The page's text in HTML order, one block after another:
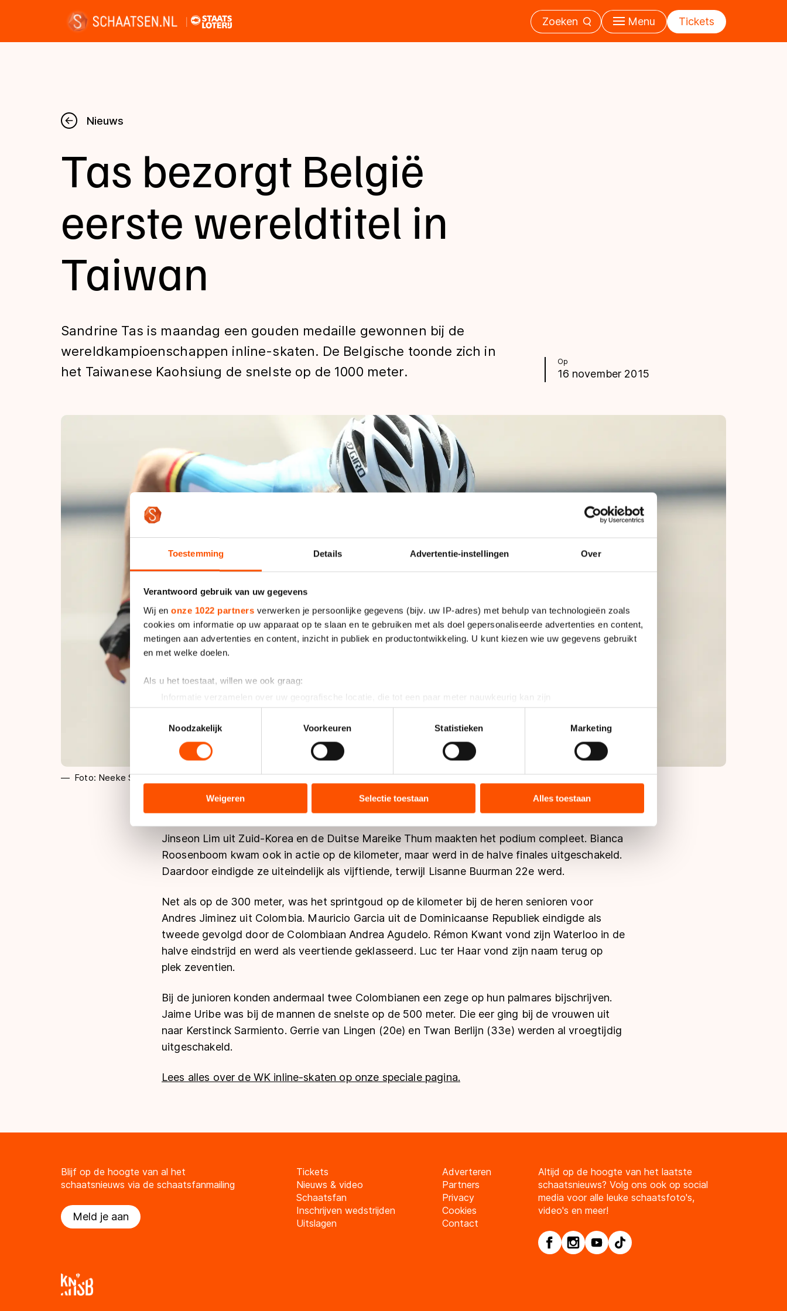
Toestemming Details Advertentie-instellingen Over
Verantwoord gebruik van uw gegevens
Wij en onze 1022 partners verwerken je persoonlijke gegevens (bijv. uw IP-adres) met behulp van technologieën zoals
cookies om informatie op uw apparaat op te slaan en te gebruiken met als doel gepersonaliseerde advertenties en content,
metingen aan advertenties en content, inzicht in publiek en productontwikkeling. U kunt kiezen wie uw gegevens gebruikt
en met welke doelen.
Als u het toestaat, willen we ook graag:
Informatie verzamelen over uw geografische locatie, die tot een paar meter nauwkeurig kan zijn
Uw apparaat identificeren door het actief te scannen op specifieke eigenschappen (fingerprinting)
Lees meer over hoe uw persoonlijke gegevens worden verwerkt en stel uw voorkeuren in het
detailgedeeltein. U kunt uw
toestemming op elk moment wijzigen of intrekken in de Cookieverklaring.
analyseren. We delen informatie over uw gebruik van onze site met onze partners voor social media, advertenties en
analyse. Zij kunnen deze combineren met andere gegevens die u aan hen heeft verstrekt of die zij hebben verzameld via
hun services. Sommige partners kunnen gegevens doorgeven aan landen buiten de EU, zoals de VS, waar mogelijk geen
adequaat beschermingsniveau geldt volgens de GDPR. Door op ‘Toestaan’ te klikken, stemt u in met deze overdracht.
Meer informatie vindt u in onscookiebeleid.
Noodzakelijk
Voorkeuren Statistieken Marketing
Weigeren Selectie toestaan Alles toestaan
Zoeken Menu Tickets
Nieuws
Kalender
Uitslagen
Tijden & historie
De weg op
Schaatsfans
Olympische Spelen
Nieuws
Op
16 november 2015
Tas bezorgt België
eerste wereldtitel in
Taiwan
Sandrine Tas is maandag een gouden medaille gewonnen bij de
wereldkampioenschappen inline-skaten. De Belgische toonde zich in
het Taiwanese Kaohsiung de snelste op de 1000 meter.
Foto: Neeke Smit
Jinseon Lim uit Zuid-Korea en de Duitse Mareike Thum maakten het podium compleet. Bianca
Roosenboom kwam ook in actie op de kilometer, maar werd in de halve finales uitgeschakeld.
Daardoor eindigde ze uiteindelijk als vijftiende, terwijl Lisanne Buurman 22e werd.
Net als op de 300 meter, was het sprintgoud op de kilometer bij de heren senioren voor
Andres Jiminez uit Colombia. Mauricio Garcia uit de Dominicaanse Republiek eindigde als
tweede gevolgd door de Colombiaan Andrea Agudelo. Rémon Kwant vond zijn Waterloo in de
halve eindstrijd en werd als veertiende geklasseerd. Luc ter Haar vond zijn naam terug op
plek zeventien.
Bij de junioren konden andermaal twee Colombianen een zege op hun palmares bijschrijven.
Jaime Uribe was bij de mannen de snelste op de 500 meter. Die eer ging bij de vrouwen uit
naar Kerstinck Sarmiento. Gerrie van Lingen (20e) en Twan Berlijn (33e) werden al vroegtijdig
uitgeschakeld.
Lees alles over de WK inline-skaten op onze speciale pagina.
Blijf op de hoogte van al het
schaatsnieuws via de schaatsfanmailing
Meld je aan
Tickets
Nieuws & video
Schaatsfan
Inschrijven wedstrijden
Uitslagen
Adverteren
Partners
Privacy
Cookies
Contact
Altijd op de hoogte van het laatste
schaatsnieuws? Volg ons ook op social
media voor alle leuke schaatsfoto's,
video's en meer!